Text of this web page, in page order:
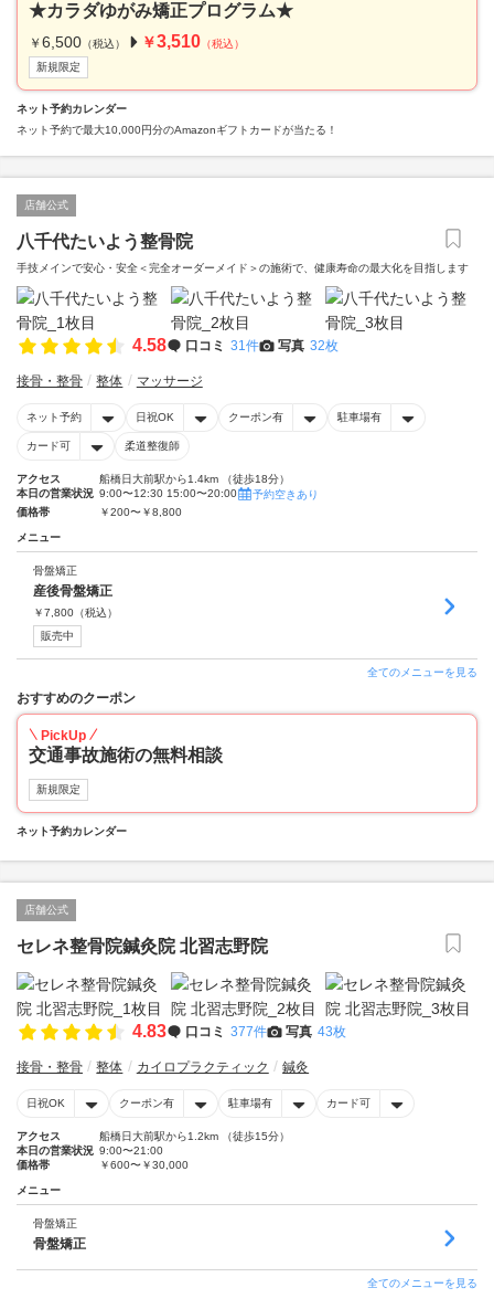
★カラダゆがみ矯正プログラム★
￥ 6,500 （税込） ￥3,510 （税込）
新規限定
ネット予約カレンダー
ネット予約で最大10,000円分のAmazonギフトカードが当たる！
店舗公式
八千代たいよう整骨院
手技メインで安心・安全＜完全オーダーメイド＞の施術で、健康寿命の最大化を目指します
4.58 口コミ 31件 写真 32枚
接骨・整骨 整体 マッサージ
ネット予約 日祝OK クーポン有 駐車場有
カード可 柔道整復師
アクセス
船橋日大前駅から1.4km （徒歩18分）
本日の営業状況 9:00〜12:30 15:00〜20:00
予約空きあり
価格帯
￥200〜￥8,800
メニュー
骨盤矯正
産後骨盤矯正
￥7,800 （税込）
販売中
全てのメニューを見る
おすすめのクーポン
PickUp
交通事故施術の無料相談
新規限定
ネット予約カレンダー
店舗公式
セレネ整骨院鍼灸院 北習志野院
4.83 口コミ 377件 写真 43枚
接骨・整骨 整体 カイロプラクティック 鍼灸
日祝OK クーポン有 駐車場有 カード可
アクセス
船橋日大前駅から1.2km （徒歩15分）
本日の営業状況 9:00〜21:00
価格帯
￥600〜￥30,000
メニュー
骨盤矯正
骨盤矯正
全てのメニューを見る